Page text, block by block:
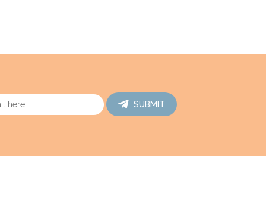
SUBMIT